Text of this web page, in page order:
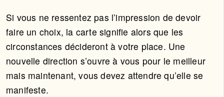
Si vous ne ressentez pas l’impression de devoir
faire un choix, la carte signifie alors que les
circonstances décideront à votre place. Une
nouvelle direction s’ouvre à vous pour le meilleur
mais maintenant, vous devez attendre qu’elle se
manifeste.